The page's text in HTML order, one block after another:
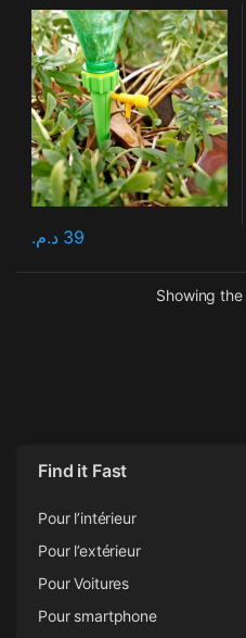
39 د.م.
Showing
Find it Fast
Pour l’intérieur
Pour l’extérieur
Pour Voitures
Pour smartphone